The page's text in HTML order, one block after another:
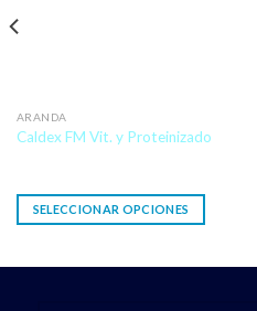
ARANDA
Caldex FM Vit. y Proteinizado
SELECCIONAR OPCIONES